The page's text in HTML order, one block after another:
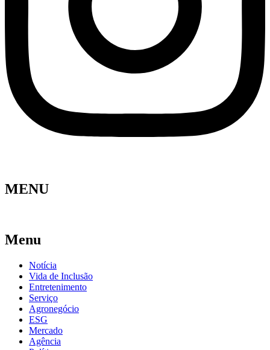
MENU
Menu
Notícia
Vida de Inclusão
Entretenimento
Serviço
Agronegócio
ESG
Mercado
Agência